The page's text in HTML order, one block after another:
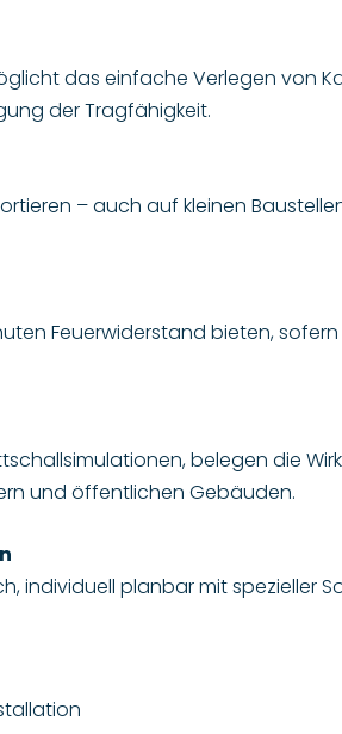
das einfache Verlegen von
der Tragfähigkeit.
– auch auf kleinen
Feuerwiderstand bieten,
belegen die
und öffentlichen Gebäuden.
individuell planbar mit spezieller